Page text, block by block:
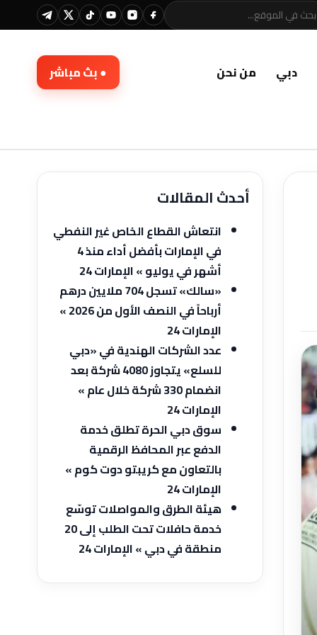
دبي من نحن ● بث مباشر
أحدث المقالات
انتعاش القطاع الخاص غير النفطي
في الإمارات بأفضل أداء منذ 4
أشهر في يوليو » الإمارات 24
«سالك» تسجل 704 ملايين درهم
أرباحاً في النصف الأول من 2026 »
الإمارات 24
عدد الشركات الهندية في «دبي
للسلع» يتجاوز 4080 شركة بعد
انضمام 330 شركة خلال عام »
الإمارات 24
سوق دبي الحرة تطلق خدمة
الدفع عبر المحافظ الرقمية
بالتعاون مع كريبتو دوت كوم »
الإمارات 24
هيئة الطرق والمواصلات توسّع
خدمة حافلات تحت الطلب إلى 20
منطقة في دبي » الإمارات 24